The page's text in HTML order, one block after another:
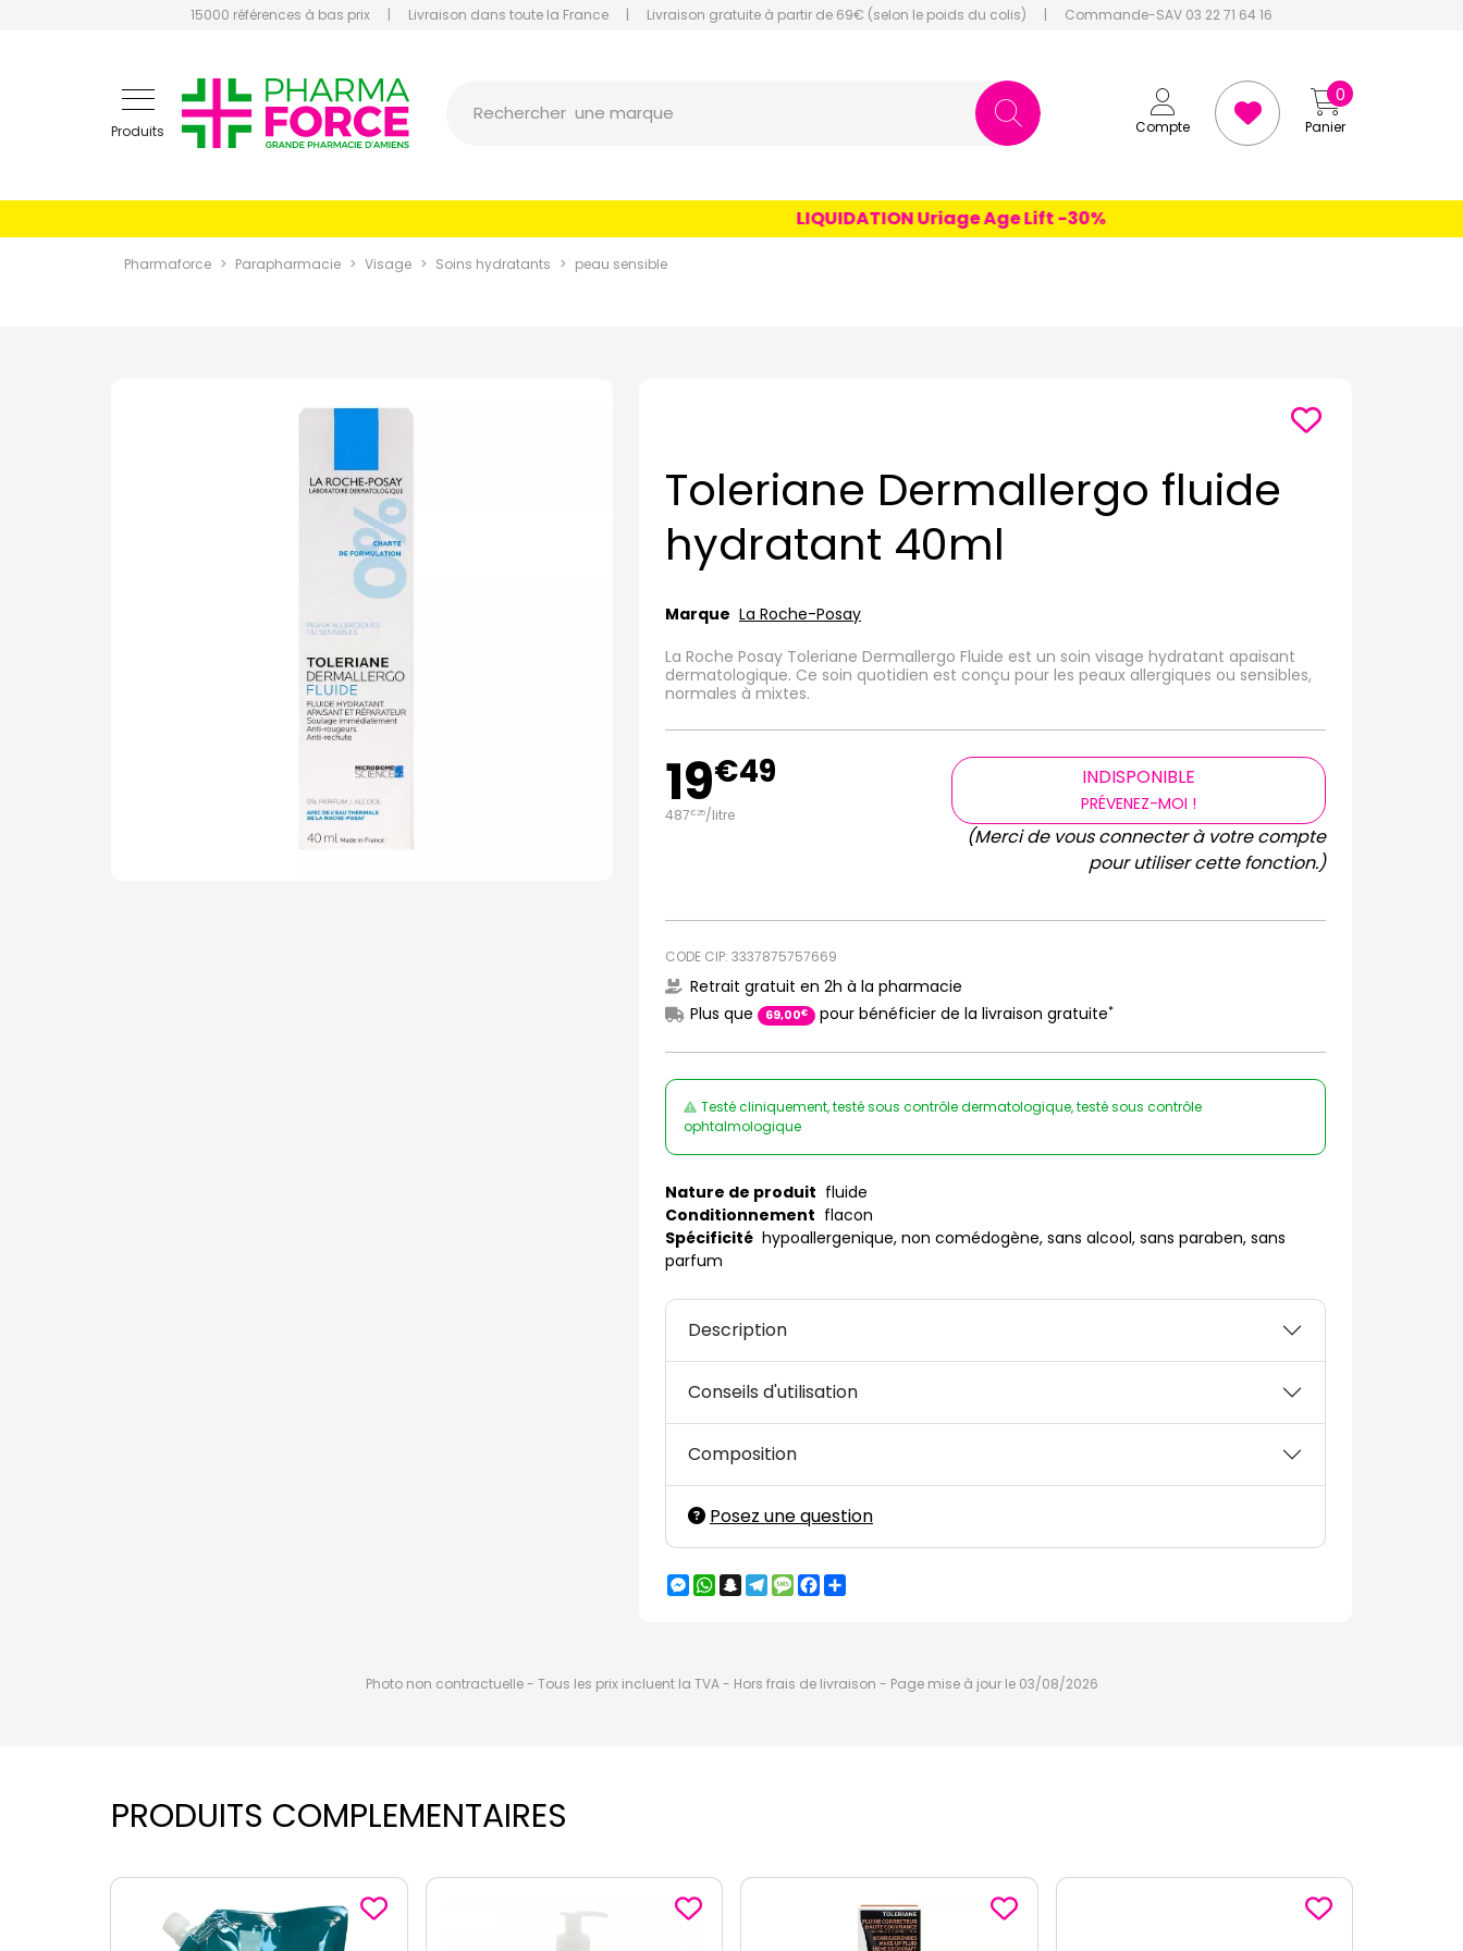
15000 références à bas prix | Livraison dans toute la France | Livraison gratuite à partir de 69€ (selon le poids du colis) | Commande-SAV 03 22 71 64 16
Produits Compte Panier
0
Rechercher
LIQUIDATION Uriage Age Lift -30%
Pharmaforce Parapharmacie Visage Soins hydratants peau sensible
Toleriane Dermallergo fluide
hydratant 40ml
Marque La Roche-Posay
La Roche Posay Toleriane Dermallergo Fluide est un soin visage hydratant apaisant
dermatologique. Ce soin quotidien est conçu pour les peaux allergiques ou sensibles,
normales à mixtes.
19€49
487€25/litre
INDISPONIBLE
PRÉVENEZ-MOI !
(Merci de vous connecter à votre compte
pour utiliser cette fonction.)
CODE CIP: 3337875757669
Retrait gratuit en 2h à la pharmacie
Plus que
69,00€ pour bénéficier de la livraison gratuite*
Testé cliniquement, testé sous contrôle dermatologique, testé sous contrôle
ophtalmologique
Nature de produit fluide
Conditionnement flacon
Spécificité hypoallergenique, non comédogène, sans alcool, sans paraben, sans
parfum
Description
Conseils d'utilisation
Composition
Posez une question
Messenger
WhatsApp
Snapchat
Telegram
MessageFacebook
Photo non contractuelle - Tous les prix incluent la TVA - Hors frais de livraison - Page mise à jour le 03/08/2026
PRODUITS COMPLEMENTAIRES